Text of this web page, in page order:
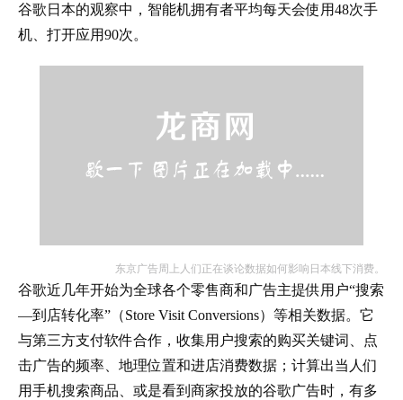
谷歌日本的观察中，智能机拥有者平均每天会使用48次手
机、打开应用90次。
东京广告周上人们正在谈论数据如何影响日本线下消费。
谷歌近几年开始为全球各个零售商和广告主提供用户“搜索
—到店转化率”（Store Visit Conversions）等相关数据。它
与第三方支付软件合作，收集用户搜索的购买关键词、点
击广告的频率、地理位置和进店消费数据；计算出当人们
用手机搜索商品、或是看到商家投放的谷歌广告时，有多